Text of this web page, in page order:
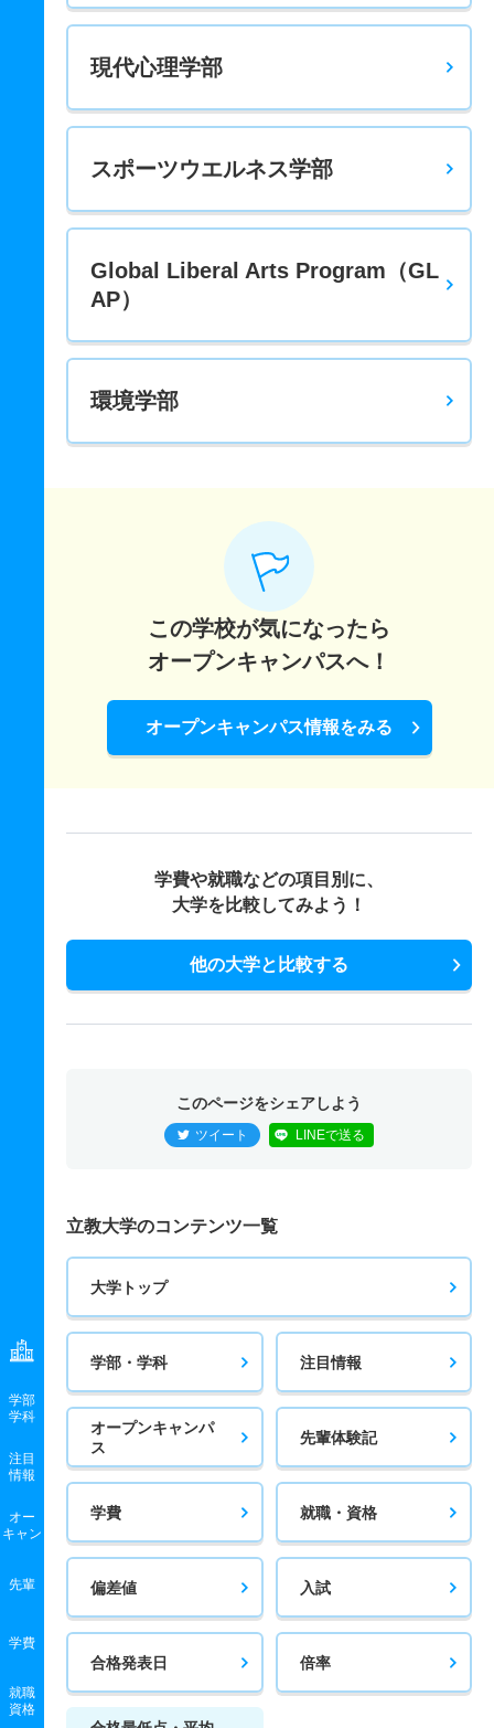
学部
学科
注目
情報
オー
キャン
先輩
学費
就職
資格
現代心理学部
スポーツウエルネス学部
Global Liberal Arts Program（GL
AP）
環境学部
この学校が気になったら
オープンキャンパスへ！
オープンキャンパス情報をみる
学費や就職などの項目別に、
大学を比較してみよう！
他の大学と比較する
このページをシェアしよう
ツイート LINEで送る
立教大学のコンテンツ一覧
大学トップ
学部・学科 注目情報
オープンキャンパ
ス
先輩体験記
学費 就職・資格
偏差値 入試
合格発表日 倍率